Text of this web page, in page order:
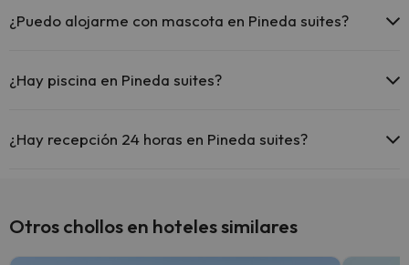
¿Puedo alojarme con mascota en Pineda suites?
¿Hay piscina en Pineda suites?
tienes más info sobre la piscina y otras instalaciones.
¿Hay recepción 24 horas en Pineda suites?
Otros chollos en hoteles similares